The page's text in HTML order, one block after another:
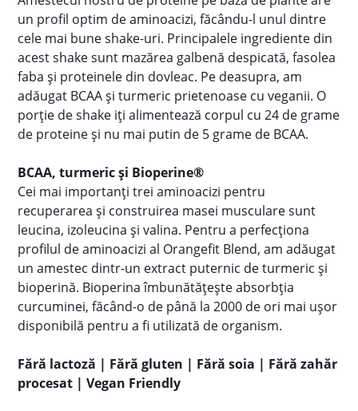
un profil optim de aminoacizi, făcându-l unul dintre
cele mai bune shake-uri. Principalele ingrediente din
acest shake sunt mazărea galbenă despicată, fasolea
faba și proteinele din dovleac. Pe deasupra, am
adăugat BCAA și turmeric prietenoase cu veganii. O
porție de shake iți alimentează corpul cu 24 de grame
de proteine ​​și nu mai putin de 5 grame de BCAA.
BCAA, turmeric și Bioperine®
Cei mai importanți trei aminoacizi pentru
recuperarea și construirea masei musculare sunt
leucina, izoleucina și valina. Pentru a perfecționa
profilul de aminoacizi al Orangefit Blend, am adăugat
un amestec dintr-un extract puternic de turmeric și
bioperină. Bioperina îmbunătățește absorbția
curcuminei, făcând-o de până la 2000 de ori mai ușor
disponibilă pentru a fi utilizată de organism.
Fără lactoză | Fără gluten | Fără soia | Fără zahăr
procesat | Vegan Friendly